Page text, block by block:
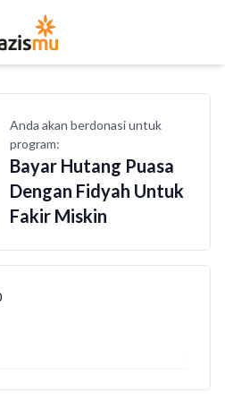
Anda akan berdonasi untuk
program:
Bayar Hutang Puasa
Dengan Fidyah Untuk
Fakir Miskin